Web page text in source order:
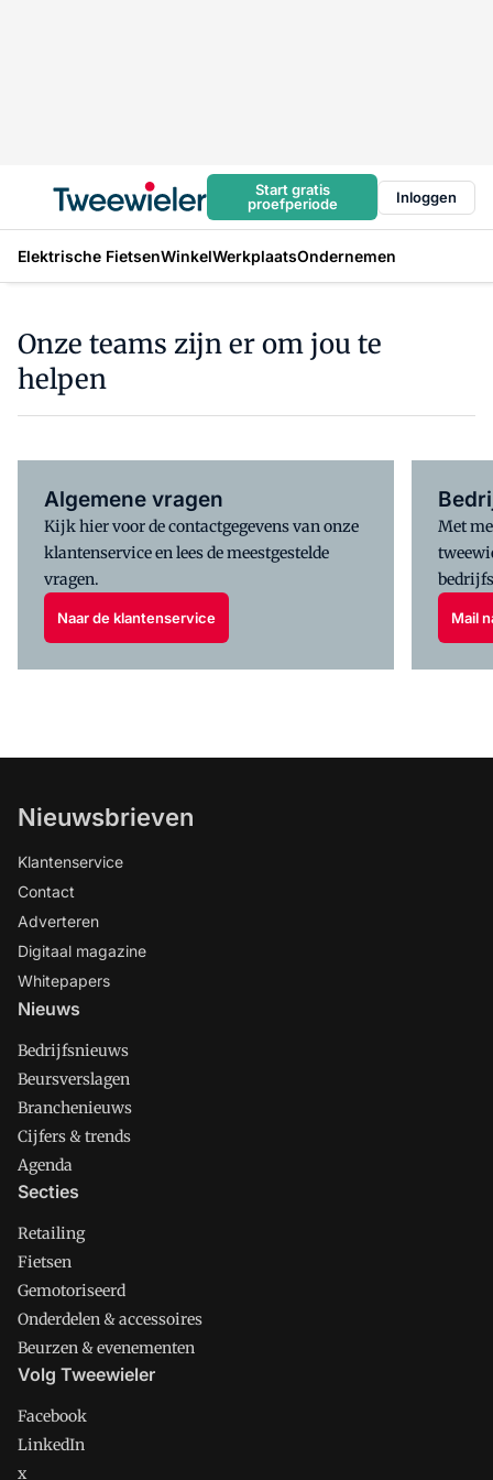
Start gratis
proefperiode
Inloggen
Elektrische FietsenWinkelWerkplaatsOndernemen
Onze teams zijn er om jou te
helpen
Algemene vragen
Kijk hier voor de contactgegevens van onze
klantenservice en lees de meestgestelde
vragen.
Naar de klantenservice
Met
Mail
Nieuwsbrieven
Klantenservice
Contact
Adverteren
Digitaal magazine
Whitepapers
Nieuws
Bedrijfsnieuws
Beursverslagen
Branchenieuws
Cijfers & trends
Agenda
Secties
Retailing
Fietsen
Gemotoriseerd
Onderdelen & accessoires
Beurzen & evenementen
Volg Tweewieler
Facebook
LinkedIn
x